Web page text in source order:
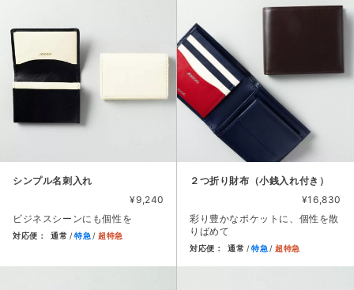
シンプル名刺入れ
¥9,240
ビジネスシーンにも個性を
対応便： 通常 特急 超特急
２つ折り財布（小銭入れ付き）
¥16,830
彩り豊かなポケットに、個性を散
りばめて
対応便： 通常 特急 超特急